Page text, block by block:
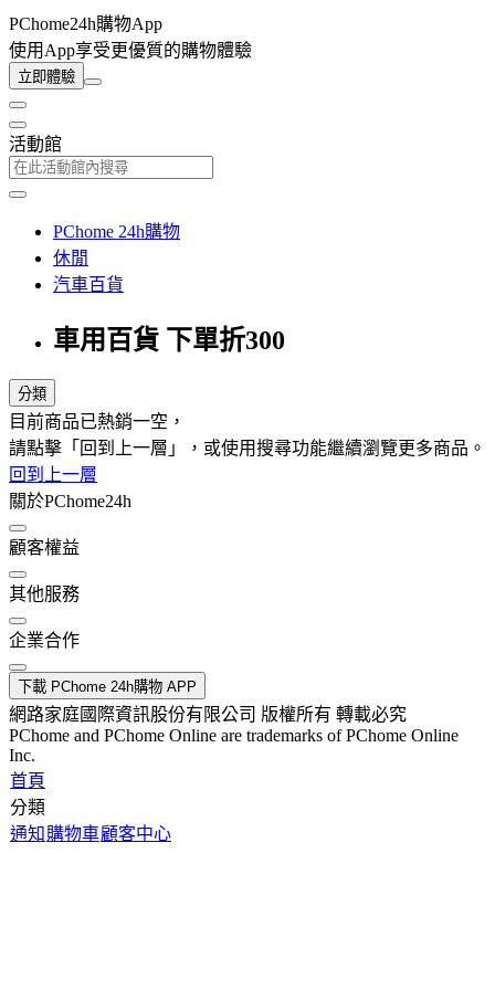
PChome24h購物App
使用App享受更優質的購物體驗
立即體驗
活動館
PChome 24h購物
休閒
汽車百貨
車用百貨 下單折300
分類
目前商品已熱銷一空，
請點擊「回到上一層」，或使用搜尋功能繼續瀏覽更多商品。
回到上一層
關於PChome24h
顧客權益
其他服務
企業合作
下載 PChome 24h購物 APP
網路家庭國際資訊股份有限公司 版權所有 轉載必究
PChome and PChome Online are trademarks of PChome Online
Inc.
首頁
分類
通知 購物車顧客中心